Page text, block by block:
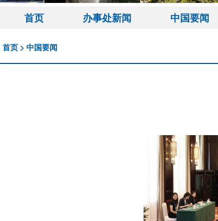
首页 办事处新闻 中国要闻
首页 > 中国要闻